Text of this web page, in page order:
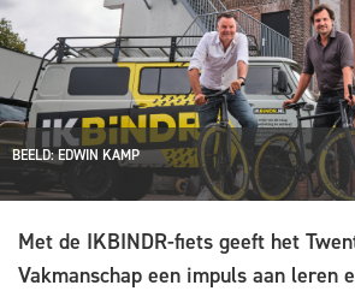
BEELD: EDWIN KAMP
Met de IKBINDR-fiets geeft het
Vakmanschap een impuls aan leren